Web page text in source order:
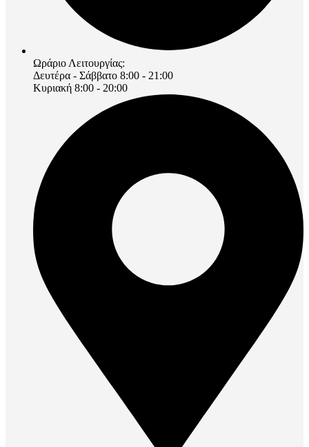
Ωράριο Λειτουργίας:
Δευτέρα - Σάββατο 8:00 - 21:00
Κυριακή 8:00 - 20:00